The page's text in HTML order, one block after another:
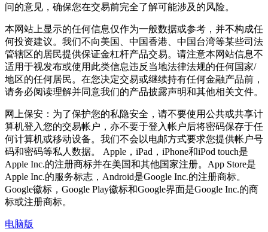
问的意见，确保您在交易前完全了解可能涉及的风险。
本网站上显示的任何信息仅作为一般数据或参考，并不构成任
何投资建议。我们不向美国、中国香港、中国台湾等某些司法
管辖区的居民提供保证金杠杆产品交易。请注意本网站信息不
适用于视发布或使用此类信息违反当地法律法规的任何国家/
地区的任何居民。在您决定交易或继续持有任何金融产品前，
请务必阅读理解并同意我们的产品披露声明和其他相关文件。
网上保安：为了保护您的私隐安全，请不要使用公共或共享计
算机登入您的交易帐户，亦不要于登入帐户后将密码保存于任
何计算机或移动设备。我们不会以电邮方式要求您提供帐户号
码和密码等私人数据。 Apple，iPad，iPhone和iPod touch是
Apple Inc.的注册商标并在美国和其他国家注册。App Store是
Apple Inc.的服务标志，Android是Google Inc.的注册商标。
Google徽标，Google Play徽标和Google界面是Google Inc.的商
标或注册商标。
电脑版